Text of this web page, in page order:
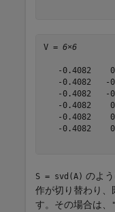
V = 6×6
-0.4082
-0.4082   -
-0.4082   -
-0.4082
-0.4082
-0.4082
S = svd(A) のよ
作が切り替わり、
す。その場合は、